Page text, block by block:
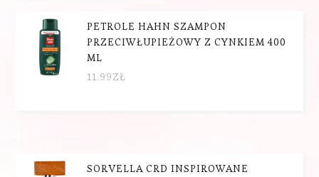
PETROLE HAHN SZAMPON
PRZECIWŁUPIEŻOWY Z CYNKIEM 400
ML
11.99ZŁ
SORVELLA CRD INSPIROWANE